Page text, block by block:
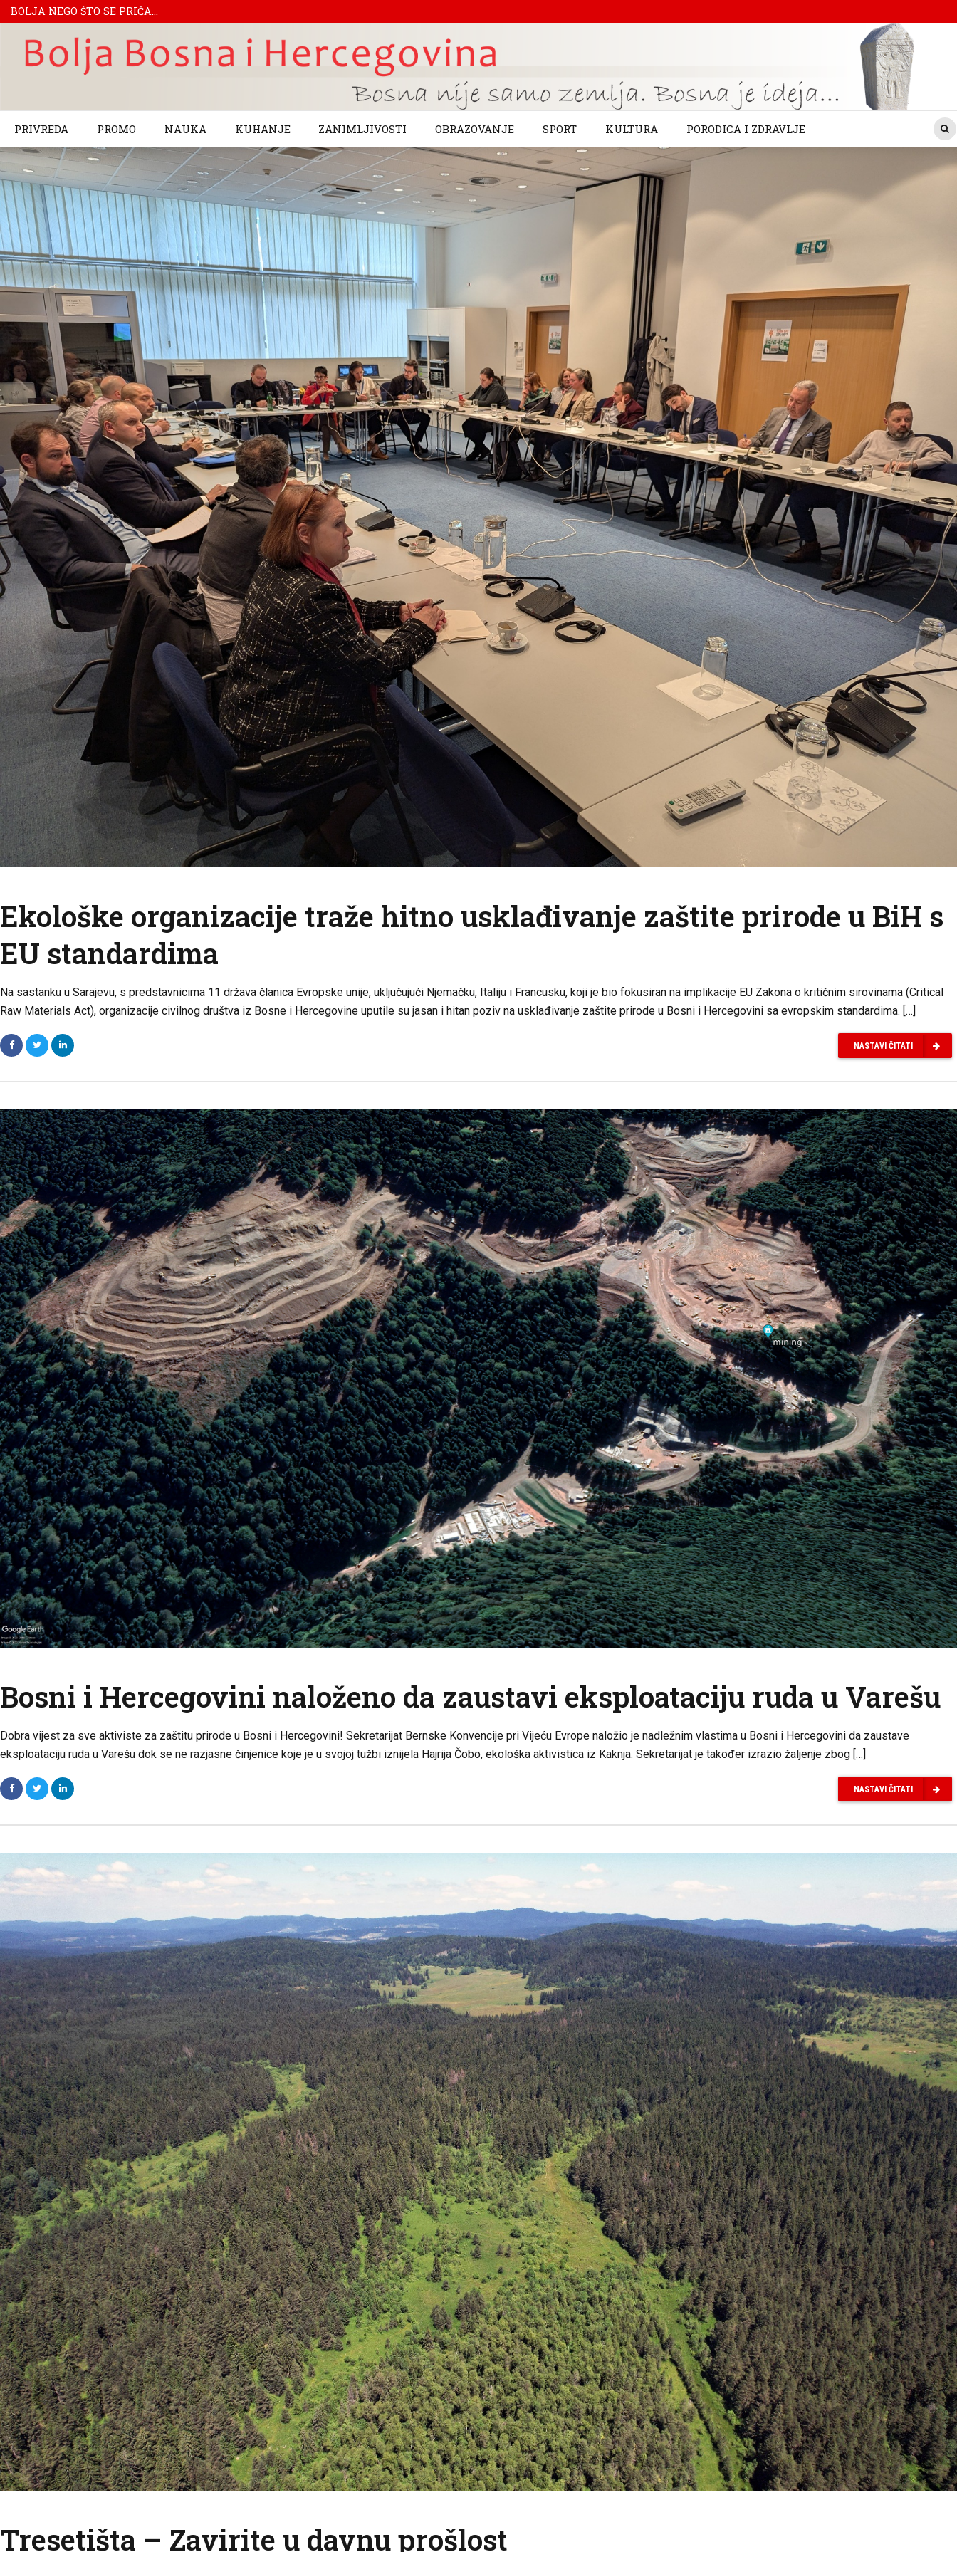
BOLJA NEGO ŠTO SE PRIČA...
PRIVREDA PROMO NAUKA KUHANJE ZANIMLJIVOSTI OBRAZOVANJE SPORT KULTURA PORODICA I ZDRAVLJE
Ekološke organizacije traže hitno usklađivanje zaštite prirode u BiH s
EU standardima
Na sastanku u Sarajevu, s predstavnicima 11 država članica Evropske unije, uključujući Njemačku, Italiju i Francusku, koji je bio fokusiran na implikacije EU Zakona o kritičnim sirovinama (Critical
Raw Materials Act), organizacije civilnog društva iz Bosne i Hercegovine uputile su jasan i hitan poziv na usklađivanje zaštite prirode u Bosni i Hercegovini sa evropskim standardima. […]
NASTAVI ČITATI
Bosni i Hercegovini naloženo da zaustavi eksploataciju ruda u Varešu
Dobra vijest za sve aktiviste za zaštitu prirode u Bosni i Hercegovini! Sekretarijat Bernske Konvencije pri Vijeću Evrope naložio je nadležnim vlastima u Bosni i Hercegovini da zaustave
eksploataciju ruda u Varešu dok se ne razjasne činjenice koje je u svojoj tužbi iznijela Hajrija Čobo, ekološka aktivistica iz Kaknja. Sekretarijat je također izrazio žaljenje zbog […]
NASTAVI ČITATI
Tresetišta – Zavirite u davnu prošlost